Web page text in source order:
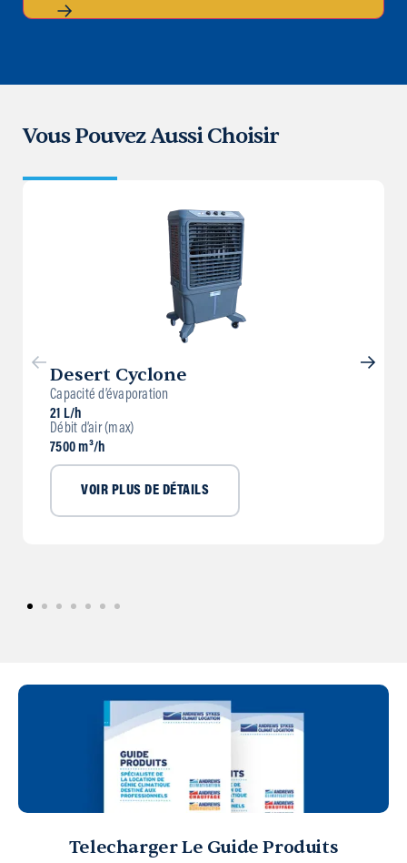
Vous Pouvez Aussi Choisir
Desert Cyclone
Capacité d’évaporation
21 L/h
Débit d’air (max)
7500 m³/h
VOIR PLUS DE DÉTAILS
Telecharger Le Guide Produits